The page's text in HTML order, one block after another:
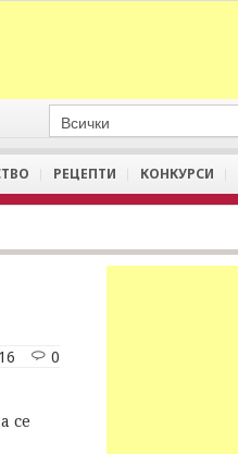
РЕЦЕПТИ КОНКУРСИ
0
се